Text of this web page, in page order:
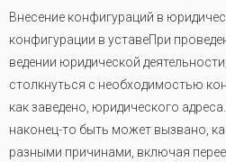
Внесение конфигураций в
конфигурации в уставеПри
ведении юридической
столкнуться с необходимостью
как заведено, юридического
наконец-то быть может вызвано,
разными причинами, включая